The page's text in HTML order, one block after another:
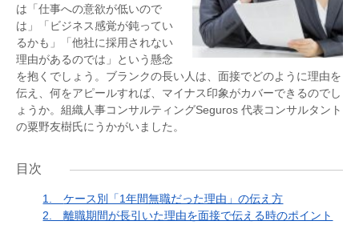
は「仕事への意欲が低いので
は」「ビジネス感覚が鈍ってい
るかも」「他社に採用されない
理由があるのでは」という懸念
を抱くでしょう。ブランクの長い人は、面接でどのように理由を
伝え、何をアピールすれば、マイナス印象がカバーできるのでし
ょうか。組織人事コンサルティングSeguros 代表コンサルタント
の粟野友樹氏にうかがいました。
目次
1.ケース別「1年間無職だった理由」の伝え方
2.離職期間が長引いた理由を面接で伝える時のポイント